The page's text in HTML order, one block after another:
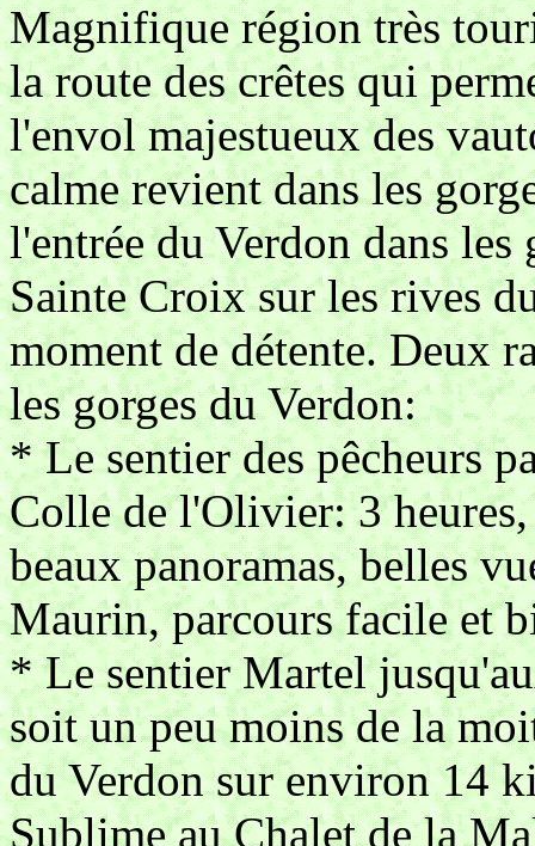
Magnifique région très
la route des crêtes qui
l'envol majestueux des
calme revient dans les
l'entrée du Verdon dans les
Sainte Croix sur les rives
moment de détente. Deux
les gorges du Verdon:
* Le sentier des pêcheurs
Colle de l'Olivier: 3
beaux panoramas, belles
Maurin, parcours facile et
* Le sentier Martel
soit un peu moins de la
du Verdon sur environ 14
Sublime au Chalet de la